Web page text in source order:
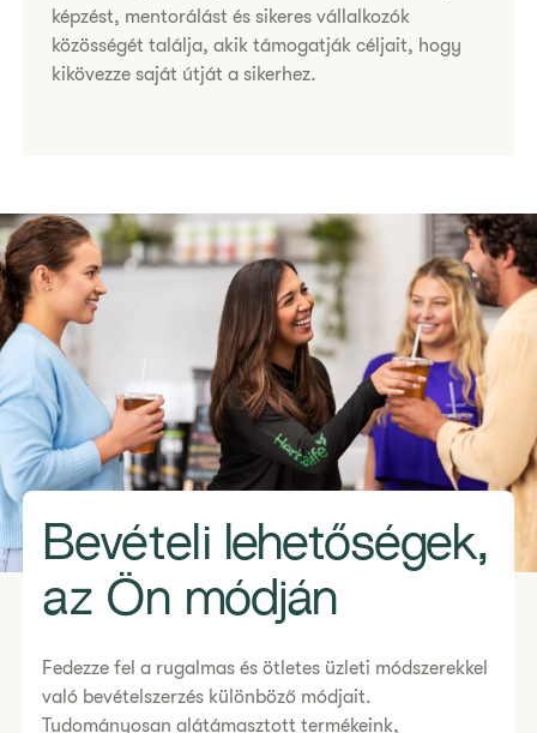
képzést, mentorálást és sikeres vállalkozók
közösségét találja, akik támogatják céljait, hogy
kikövezze saját útját a sikerhez.​​​
Bevételi lehetőségek,
az Ön módján
Fedezze fel a rugalmas és ötletes üzleti módszerekkel
való bevételszerzés különböző módjait.
Tudományosan alátámasztott termékeink,